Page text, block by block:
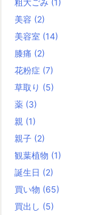
粗大ごみ (1)
美容 (2)
美容室 (14)
膝痛 (2)
花粉症 (7)
草取り (5)
薬 (3)
親 (1)
親子 (2)
観葉植物 (1)
誕生日 (2)
買い物 (65)
買出し (5)